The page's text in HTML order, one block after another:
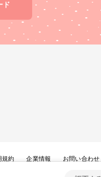
ド
規約 企業情報 お問い合わせ